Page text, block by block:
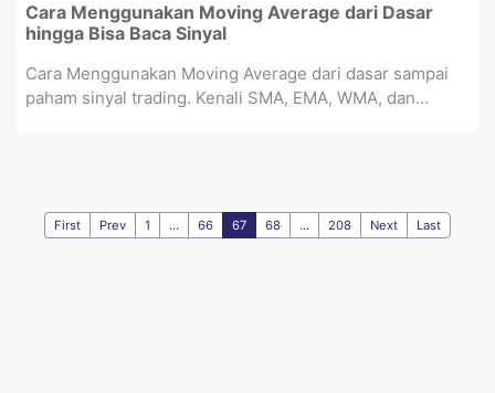
Cara Menggunakan Moving Average dari Dasar
hingga Bisa Baca Sinyal
Cara Menggunakan Moving Average dari dasar sampai
paham sinyal trading. Kenali SMA, EMA, WMA, dan...
First Prev 1 ... 66 67 68 ... 208 Next Last